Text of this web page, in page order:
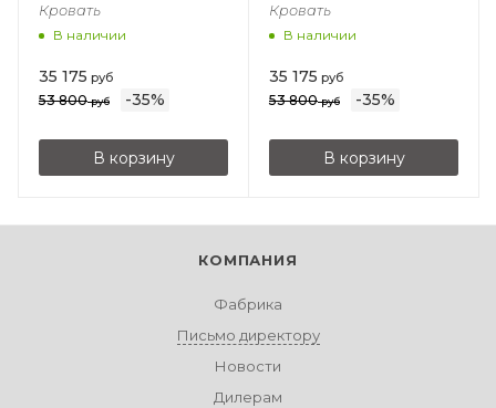
Кровать
В наличии
35 175 руб
53 800руб -35%
В корзину
Кровать
В наличии
35 175 руб
53 800руб -35%
В корзину
КОМПАНИЯ
Фабрика
Письмо директору
Новости
Дилерам